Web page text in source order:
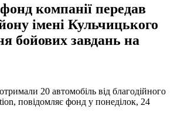
компанії передав
імені Кульчицького
бойових завдань на
отримали 20 автомобіль від благодійного
повідомляє фонд у понеділок, 24